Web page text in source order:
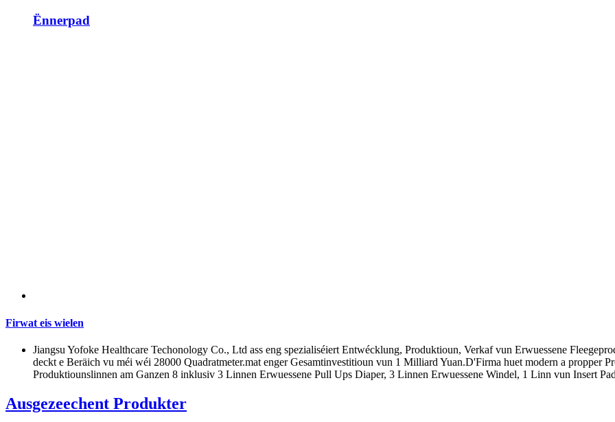
Ënnerpad
Firwat eis wielen
Jiangsu Yofoke Healthcare Techonology Co., Ltd ass eng spezialiséiert Entwécklung, Produktioun, Verkaf vun Erwuessene
deckt e Beräich vu méi wéi 28000 Quadratmeter.mat enger Gesamtinvestitioun vun 1 Milliard Yuan.D'Firma huet modern a propper
Produktiounslinnen am Ganzen 8 inklusiv 3 Linnen Erwuessene Pull Ups Diaper, 3 Linnen Erwuessene Windel, 1 Linn vun Insert
Ausgezeechent Produkter